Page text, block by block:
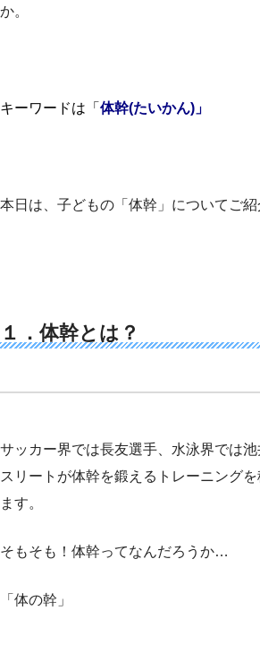
か。
キーワードは「 体幹(たいかん)」
本日は、子どもの「体幹」についてご紹
１．体幹とは？
サッカー界では長友選手、水泳界では
スリートが体幹を鍛えるトレーニング
ます。
そもそも！体幹ってなんだろうか…
「体の幹」